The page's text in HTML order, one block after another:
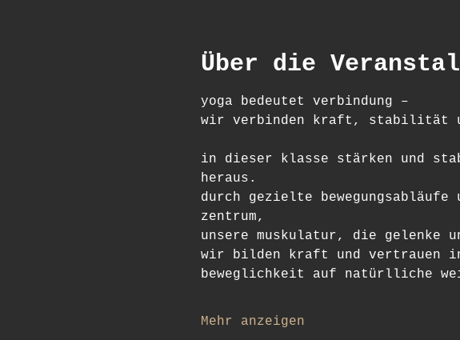
Über die
yoga bedeutet verbindung –
wir verbinden kraft, stabilität
in dieser klasse stärken und
heraus.
durch gezielte
zentrum,
unsere muskulatur, die gelenke
wir bilden kraft und vertrauen
beweglichkeit auf natürlliche
Mehr anzeigen